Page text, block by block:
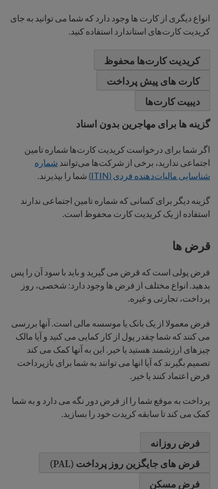
انواع دیگری از کارت ها وجود دارد که شما می توانید به جای
کریدیت کارت‌های استاندارد استفاده کنید.
کریدیت کارت‌ها محفوظ
کارت های پیش پرداخت
دیبیت کارت‌ها
گزینه ها برای مهاجرین بدون اسناد
اگر شما برای درخواست کریدیت کارت‌ها شماره تامین
اجتماعی ندارید، برخی از شرکت‌ها می‌توانند شماره
شناسایی مالیات‌دهنده فردی (ITIN)
شما را بپذیرند.
گزینه دیگر برای کسانی که شماره تامین اجتماعی ندارند
استفاده از یک کریدیت کارت‌ محفوظ است.
قرض ها
فرض پولی است که قرض می گیرید و باید با سود آن را پس
بدهید. انواع مختلف از فرض ها وجود دارد: شخصی، روز
پرداخت، تجارتی و غیره.
فرض معمولا از یک بانک یا موسسه مالی است. آنها بررسی
می کنند که شما چقدر پول از کار کمایی می کنید و آیا مالک
چیزهای ارزشمند هستید یا خیر. این به آنها کمک می کند
تصمیم بگیرند که آیا انها می توانند به شما برای بازپرداخت
فرض اعتماد کنند یا خیر.
پرداخت به موقع شما را از قرض دور نگه می دارد و به شما
کمک می کند تا سابقه کریدت خود را بسازید.
فرض روزانه
قرض های جایگزین روز پرداخت (PAL)
فرض مسکن